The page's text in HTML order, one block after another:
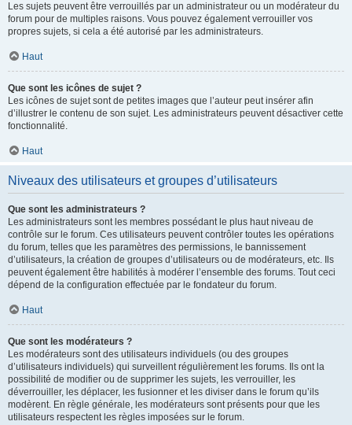
Les sujets peuvent être verrouillés par un administrateur ou un modérateur du
forum pour de multiples raisons. Vous pouvez également verrouiller vos
propres sujets, si cela a été autorisé par les administrateurs.
Haut
Que sont les icônes de sujet ?
Les icônes de sujet sont de petites images que l’auteur peut insérer afin
d’illustrer le contenu de son sujet. Les administrateurs peuvent désactiver cette
fonctionnalité.
Haut
Niveaux des utilisateurs et groupes d’utilisateurs
Que sont les administrateurs ?
Les administrateurs sont les membres possédant le plus haut niveau de
contrôle sur le forum. Ces utilisateurs peuvent contrôler toutes les opérations
du forum, telles que les paramètres des permissions, le bannissement
d’utilisateurs, la création de groupes d’utilisateurs ou de modérateurs, etc. Ils
peuvent également être habilités à modérer l’ensemble des forums. Tout ceci
dépend de la configuration effectuée par le fondateur du forum.
Haut
Que sont les modérateurs ?
Les modérateurs sont des utilisateurs individuels (ou des groupes
d’utilisateurs individuels) qui surveillent régulièrement les forums. Ils ont la
possibilité de modifier ou de supprimer les sujets, les verrouiller, les
déverrouiller, les déplacer, les fusionner et les diviser dans le forum qu’ils
modèrent. En règle générale, les modérateurs sont présents pour que les
utilisateurs respectent les règles imposées sur le forum.